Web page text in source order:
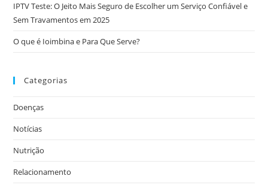
IPTV Teste: O Jeito Mais Seguro de Escolher um Serviço Confiável e
Sem Travamentos em 2025
O que é Ioimbina e Para Que Serve?
Categorias
Doenças
Notícias
Nutrição
Relacionamento